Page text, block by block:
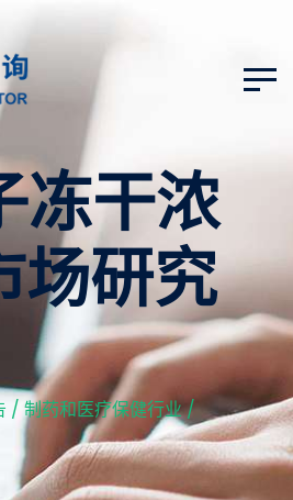
冻干浓
场研究
/ 制药和医疗保健行业/